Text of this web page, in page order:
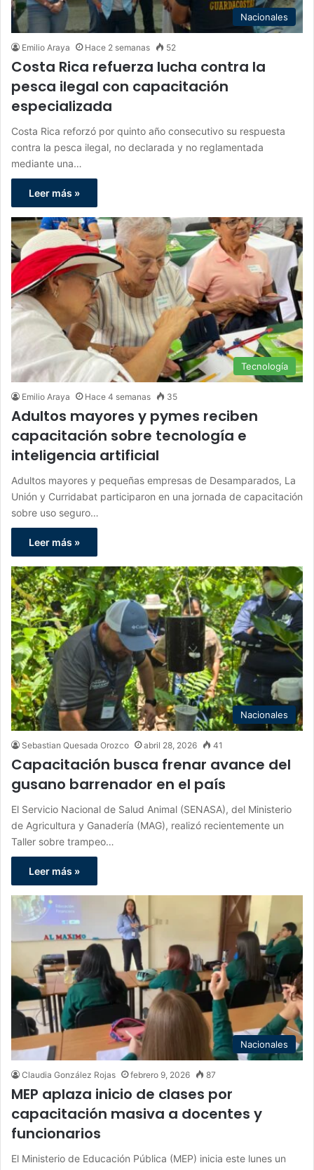
Nacionales
Emilio Araya Hace 2 semanas 52
Costa Rica refuerza lucha contra la
pesca ilegal con capacitación
especializada
Costa Rica reforzó por quinto año consecutivo su respuesta
contra la pesca ilegal, no declarada y no reglamentada
mediante una…
Leer más »
Tecnología
Emilio Araya Hace 4 semanas 35
Adultos mayores y pymes reciben
capacitación sobre tecnología e
inteligencia artificial
Adultos mayores y pequeñas empresas de Desamparados, La
Unión y Curridabat participaron en una jornada de capacitación
sobre uso seguro…
Leer más »
Nacionales
Sebastian Quesada Orozco abril 28, 2026 41
Capacitación busca frenar avance del
gusano barrenador en el país
El Servicio Nacional de Salud Animal (SENASA), del Ministerio
de Agricultura y Ganadería (MAG), realizó recientemente un
Taller sobre trampeo…
Leer más »
Nacionales
Claudia González Rojas febrero 9, 2026 87
MEP aplaza inicio de clases por
capacitación masiva a docentes y
funcionarios
El Ministerio de Educación Pública (MEP) inicia este lunes un